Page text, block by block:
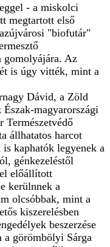
- a miskolci
megtartott első
"biofutár"
gomolyájára. Az
is úgy vitték, mint a
Dávid, a Zöld
magyarországi
Természetvédő
állhatatos harcot
kaphatók legyenek a
génkezeléstől
előállított
kerülnnek a
olcsóbbak, mint a
kiszerelésben
beszerzése
a görömbölyi Sárga